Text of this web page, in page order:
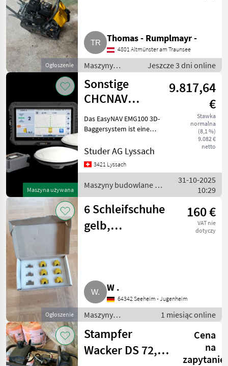
Ogłoszenie
Thomas - Rumplmayr -
4801 Altmünster am Traunsee
Maszyny
budowlane /
Drobny sprzęt
Jeszcze 3 dni online
Maszyna używana
Sonstige
CHCNAV
EasyNAV
EMG100 3D
GPS RTK
9.817,64
€
Stawka
normalna
(8,1 %)
9.082 €
netto
Das EasyNAV EMG100 3D-
Baggersystem ist eine
benutzerfreundliche
Lösung für effiziente
Baggerarbeiten. Seine
und fortschrittliche
Studer AG Lyssach
3421 Lyssach
Maszyny budowlane /
Sonstige
31-10-2025
10:29
Ogłoszenie
6 Schleifschuhe
gelb,
160 €
VAT nie
dotyczy
W .
64342 Seeheim - Jugenheim
Maszyny
budowlane /
Drobny sprzęt
1 miesiąc online
Stampfer
Wacker DS 72,
Cena
na
zapytanie